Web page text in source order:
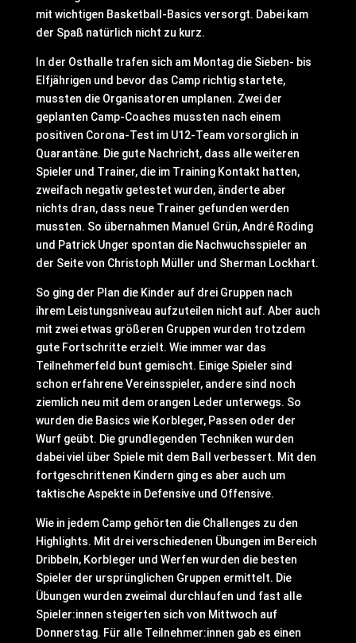
mit wichtigen Basketball-Basics versorgt. Dabei kam
der Spaß natürlich nicht zu kurz.
In der Osthalle trafen sich am Montag die Sieben- bis
Elfjährigen und bevor das Camp richtig startete,
mussten die Organisatoren umplanen. Zwei der
geplanten Camp-Coaches mussten nach einem
positiven Corona-Test im U12-Team vorsorglich in
Quarantäne. Die gute Nachricht, dass alle weiteren
Spieler und Trainer, die im Training Kontakt hatten,
zweifach negativ getestet wurden, änderte aber
nichts dran, dass neue Trainer gefunden werden
mussten. So übernahmen Manuel Grün, André Röding
und Patrick Unger spontan die Nachwuchsspieler an
der Seite von Christoph Müller und Sherman Lockhart.
So ging der Plan die Kinder auf drei Gruppen nach
ihrem Leistungsniveau aufzuteilen nicht auf. Aber auch
mit zwei etwas größeren Gruppen wurden trotzdem
gute Fortschritte erzielt. Wie immer war das
Teilnehmerfeld bunt gemischt. Einige Spieler sind
schon erfahrene Vereinsspieler, andere sind noch
ziemlich neu mit dem orangen Leder unterwegs. So
wurden die Basics wie Korbleger, Passen oder der
Wurf geübt. Die grundlegenden Techniken wurden
dabei viel über Spiele mit dem Ball verbessert. Mit den
fortgeschrittenen Kindern ging es aber auch um
taktische Aspekte in Defensive und Offensive.
Wie in jedem Camp gehörten die Challenges zu den
Highlights. Mit drei verschiedenen Übungen im Bereich
Dribbeln, Korbleger und Werfen wurden die besten
Spieler der ursprünglichen Gruppen ermittelt. Die
Übungen wurden zweimal durchlaufen und fast alle
Spieler:innen steigerten sich von Mittwoch auf
Donnerstag. Für alle Teilnehmer:innen gab es einen